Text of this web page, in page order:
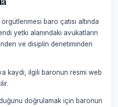
baro çatısı altında
yetki alanındaki avukatların
ve disiplin denetiminden
kaydı, ilgili baronun resmi web
doğrulamak için baronun